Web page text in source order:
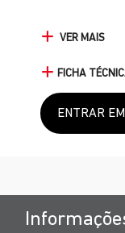
VER MAIS
FICHA
ENTRAR